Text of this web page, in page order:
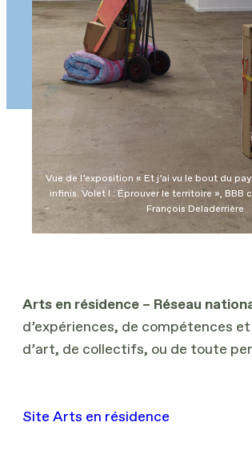
Vue de l’exposition « Et j’ai vu le bout du
infinis. Volet I : Éprouver le territoire », BBB
François Deladerrière
Arts en résidence – Réseau
d’expériences, de compétences
d’art, de collectifs, ou de toute
Site Arts en résidence